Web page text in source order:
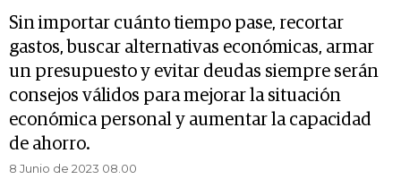
Sin importar cuánto tiempo pase, recortar
gastos, buscar alternativas económicas, armar
un presupuesto y evitar deudas siempre serán
consejos válidos para mejorar la situación
económica personal y aumentar la capacidad
de ahorro.
8 Junio de 2023 08.00